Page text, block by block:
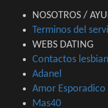
NOSOTROS /
Terminos del
WEBS DATING
Contactos
Adanel
Amor Esporadico
Mas40